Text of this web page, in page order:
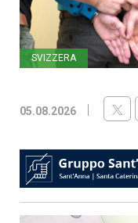
SVIZZERA
05.08.2026